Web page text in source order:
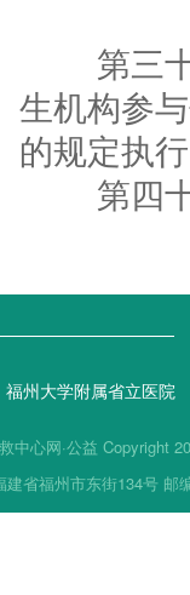
第三十
生机构参
的规定执
第四十
福州大学附属省立医院
中心网·公益 Copyright
建省福州市东街134号 邮